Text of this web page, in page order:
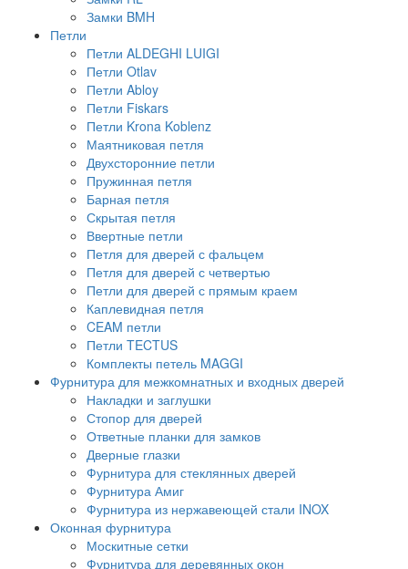
Замки BMH
Петли
Петли ALDEGHI LUIGI
Петли Otlav
Петли Abloy
Петли Fiskars
Петли Krona Koblenz
Маятниковая петля
Двухсторонние петли
Пружинная петля
Барная петля
Скрытая петля
Ввертные петли
Петля для дверей с фальцем
Петля для дверей с четвертью
Петли для дверей с прямым краем
Каплевидная петля
CEAM петли
Петли TECTUS
Комплекты петель MAGGI
Фурнитура для межкомнатных и входных дверей
Накладки и заглушки
Стопор для дверей
Ответные планки для замков
Дверные глазки
Фурнитура для стеклянных дверей
Фурнитура Амиг
Фурнитура из нержавеющей стали INOX
Оконная фурнитура
Москитные сетки
Фурнитура для деревянных окон